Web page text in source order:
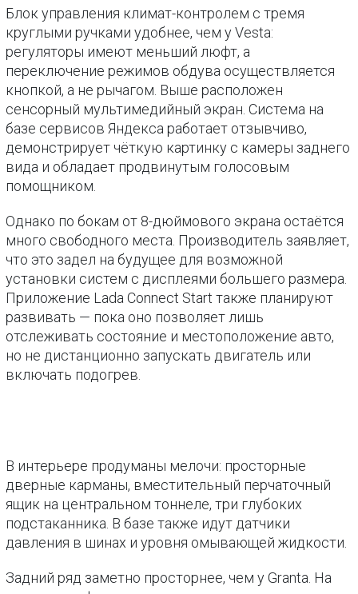
Блок управления климат-контролем с тремя
круглыми ручками удобнее, чем у Vesta:
регуляторы имеют меньший люфт, а
переключение режимов обдува осуществляется
кнопкой, а не рычагом. Выше расположен
сенсорный мультимедийный экран. Система на
базе сервисов Яндекса работает отзывчиво,
демонстрирует чёткую картинку с камеры заднего
вида и обладает продвинутым голосовым
помощником.
Однако по бокам от 8-дюймового экрана остаётся
много свободного места. Производитель заявляет,
что это задел на будущее для возможной
установки систем с дисплеями большего размера.
Приложение Lada Connect Start также планируют
развивать — пока оно позволяет лишь
отслеживать состояние и местоположение авто,
но не дистанционно запускать двигатель или
включать подогрев.
В интерьере продуманы мелочи: просторные
дверные карманы, вместительный перчаточный
ящик на центральном тоннеле, три глубоких
подстаканника. В базе также идут датчики
давления в шинах и уровня омывающей жидкости.
Задний ряд заметно просторнее, чем у Granta. На